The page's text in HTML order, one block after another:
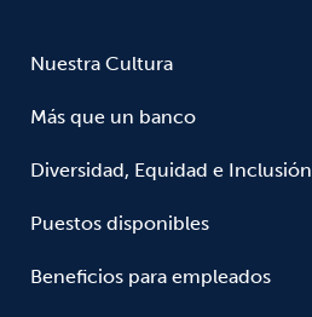
Nuestra Cultura
Más que un banco
Diversidad, Equidad e Inclusión
Puestos disponibles
Beneficios para empleados